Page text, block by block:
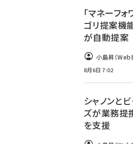
「マネーフ
ゴリ提案機
が自動提案
小島昇（Web
8月6日 7:02
シャノンと
ズが業務提
を支援